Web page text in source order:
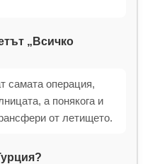
„всичко
самата операция,
а понякога и
от летището.